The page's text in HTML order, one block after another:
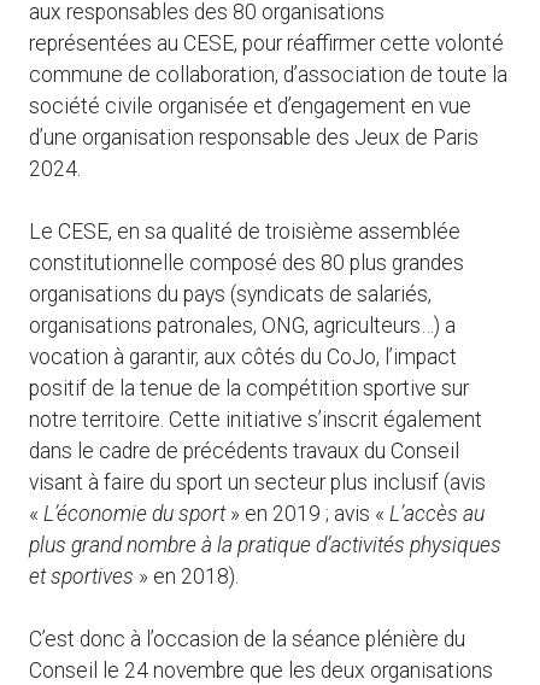
aux responsables des 80 organisations
représentées au CESE, pour réaffirmer cette volonté
commune de collaboration, d’association de toute la
société civile organisée et d’engagement en vue
d’une organisation responsable des Jeux de Paris
2024.
Le CESE, en sa qualité de troisième assemblée
constitutionnelle composé des 80 plus grandes
organisations du pays (syndicats de salariés,
organisations patronales, ONG, agriculteurs…) a
vocation à garantir, aux côtés du CoJo, l’impact
positif de la tenue de la compétition sportive sur
notre territoire. Cette initiative s’inscrit également
dans le cadre de précédents travaux du Conseil
visant à faire du sport un secteur plus inclusif (avis
« L’économie du sport» en 2019 ; avis « L’accès au
plus grand nombre à la pratique d’activités physiques
et sportives » en 2018).
C’est donc à l’occasion de la séance plénière du
Conseil le 24 novembre que les deux organisations